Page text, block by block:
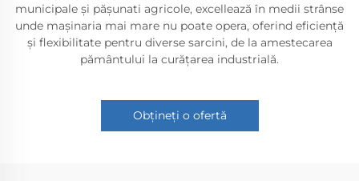
municipale și pășunati agricole, excellează în medii strânse
unde mașinaria mai mare nu poate opera, oferind eficiență
și flexibilitate pentru diverse sarcini, de la amestecarea
pământului la curățarea industrială.
Obțineți o ofertă